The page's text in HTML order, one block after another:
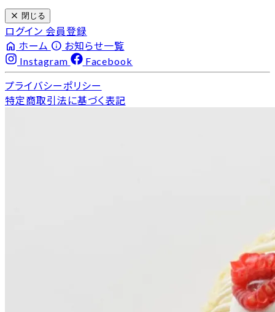
close 閉じる
ログイン 会員登録
home ホーム info お知らせ一覧
Instagram
Facebook
プライバシーポリシー
特定商取引法に基づく表記